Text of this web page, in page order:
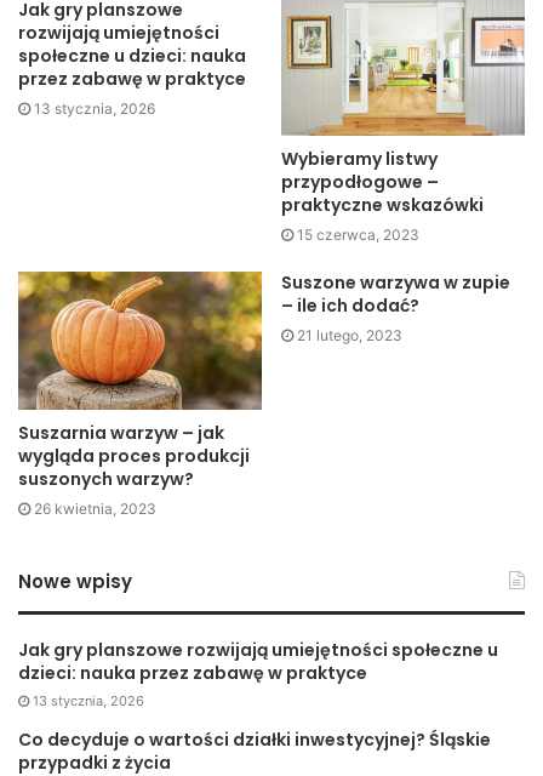
Przycinanie jest niezbędne do kształtowania drzewa i
utrzymania jego miniaturowego rozmiaru. Wymaga to
jednak cierpliwości i precyzji.
Nawożenie jest kluczowe do zapewnienia drzewu
wszystkich niezbędnych składników odżywczych. Istnieją
specjalne nawozy dla bonsai, które dostarczają
Podsumowanie
Hodowanie bonsai to sztuka, która wymaga cierpliwości i
czasu. Ale satysfakcja, jaką daje pielęgnacja i
obserwowanie wzrostu własnego miniaturowego drzewa,
jest nieporównywalna z niczym innym. Jeśli masz
cierpliwość i chęć nauczenia się nowych rzeczy,
fascynującym hobby.
https://www.tropiart.pl/plants/exclusive-bonsai-iglaste-
niwaki.html
Jak gry planszowe
rozwijają umiejętności
społeczne u dzieci: nauka
przez zabawę w praktyce
13 stycznia, 2026
Wybieramy listwy
przypodłogowe –
praktyczne wskazówki
15 czerwca, 2023
Suszarnia warzyw – jak
wygląda proces produkcji
suszonych warzyw?
26 kwietnia, 2023
Suszone warzywa w zupie
– ile ich dodać?
21 lutego, 2023
Nowe wpisy
Jak gry planszowe rozwijają umiejętności społeczne u
dzieci: nauka przez zabawę w praktyce
13 stycznia, 2026
Co decyduje o wartości działki inwestycyjnej? Śląskie
przypadki z życia